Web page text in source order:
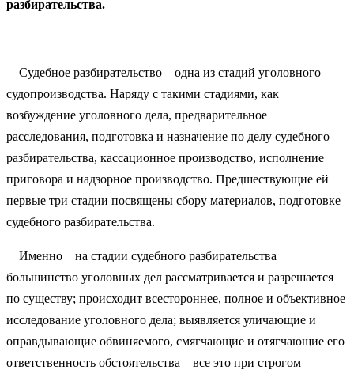
разбирательства.
Судебное разбирательство – одна из стадий уголовного
судопроизводства. Наряду с такими стадиями, как
возбуждение уголовного дела, предварительное
расследования, подготовка и назначение по делу судебного
разбирательства, кассационное производство, исполнение
приговора и надзорное производство. Предшествующие ей
первые три стадии посвящены сбору материалов, подготовке
судебного разбирательства.
Именно на стадии судебного разбирательства
большинство уголовных дел рассматривается и разрешается
по существу; происходит всестороннее, полное и объективное
исследование уголовного дела; выявляется уличающие и
оправдывающие обвиняемого, смягчающие и отягчающие его
ответственность обстоятельства – все это при строгом